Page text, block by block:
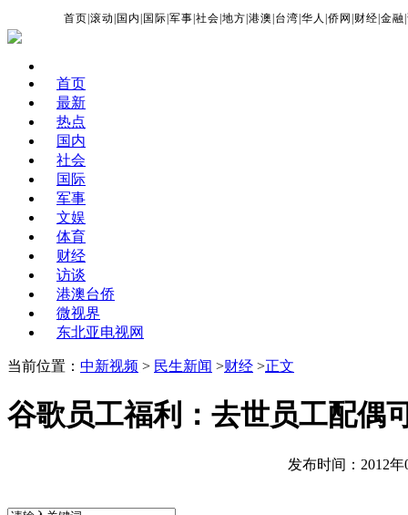
首页 |滚动 国内 国际 |军事 |社会 |地方 |港澳 台湾 |华人 |侨网 财经 |金融 |
首页
最新
热点
国内
社会
国际
军事
文娱
体育
财经
访谈
港澳台侨
微视界
东北亚电视网
当前位置： 中新视频 > 民生新闻 >财经 >正文
谷歌员工福利：去世员工配偶
发布时间：2012年